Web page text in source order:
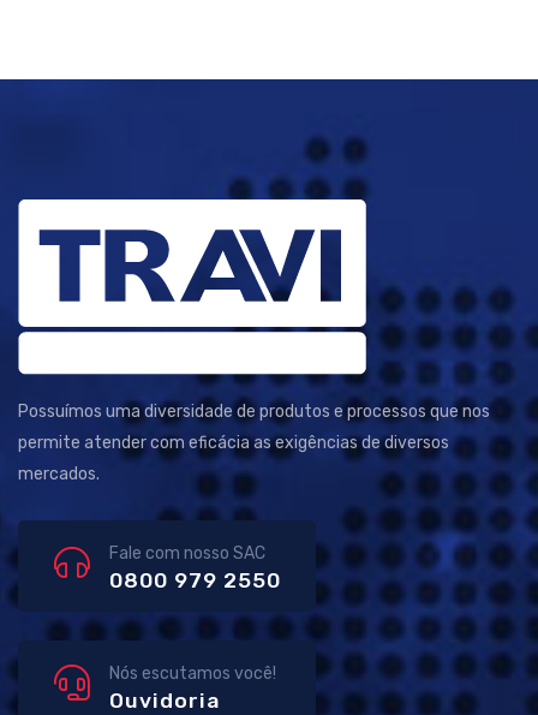
Possuímos uma diversidade de produtos e processos que nos
permite atender com eficácia as exigências de diversos
mercados.
Fale com nosso SAC
0800 979 2550
Nós escutamos você!
Ouvidoria